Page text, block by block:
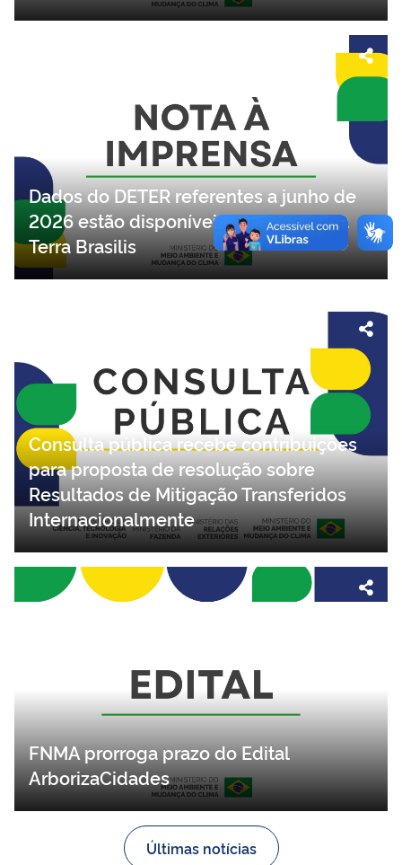
Dados do DETER referentes a junho de
2026 estão disponíveis na plataforma
Terra Brasilis
Consulta pública recebe contribuições
para proposta de resolução sobre
Resultados de Mitigação Transferidos
Internacionalmente
FNMA prorroga prazo do Edital
ArborizaCidades
Últimas notícias